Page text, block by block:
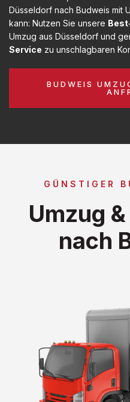
Düsseldorf nach Budweis mit
kann: Nutzen Sie unsere
Umzug aus Düsseldorf und
Service zu unschlagbaren
BUDWEIS
GÜNSTIGER
Umzug
nach